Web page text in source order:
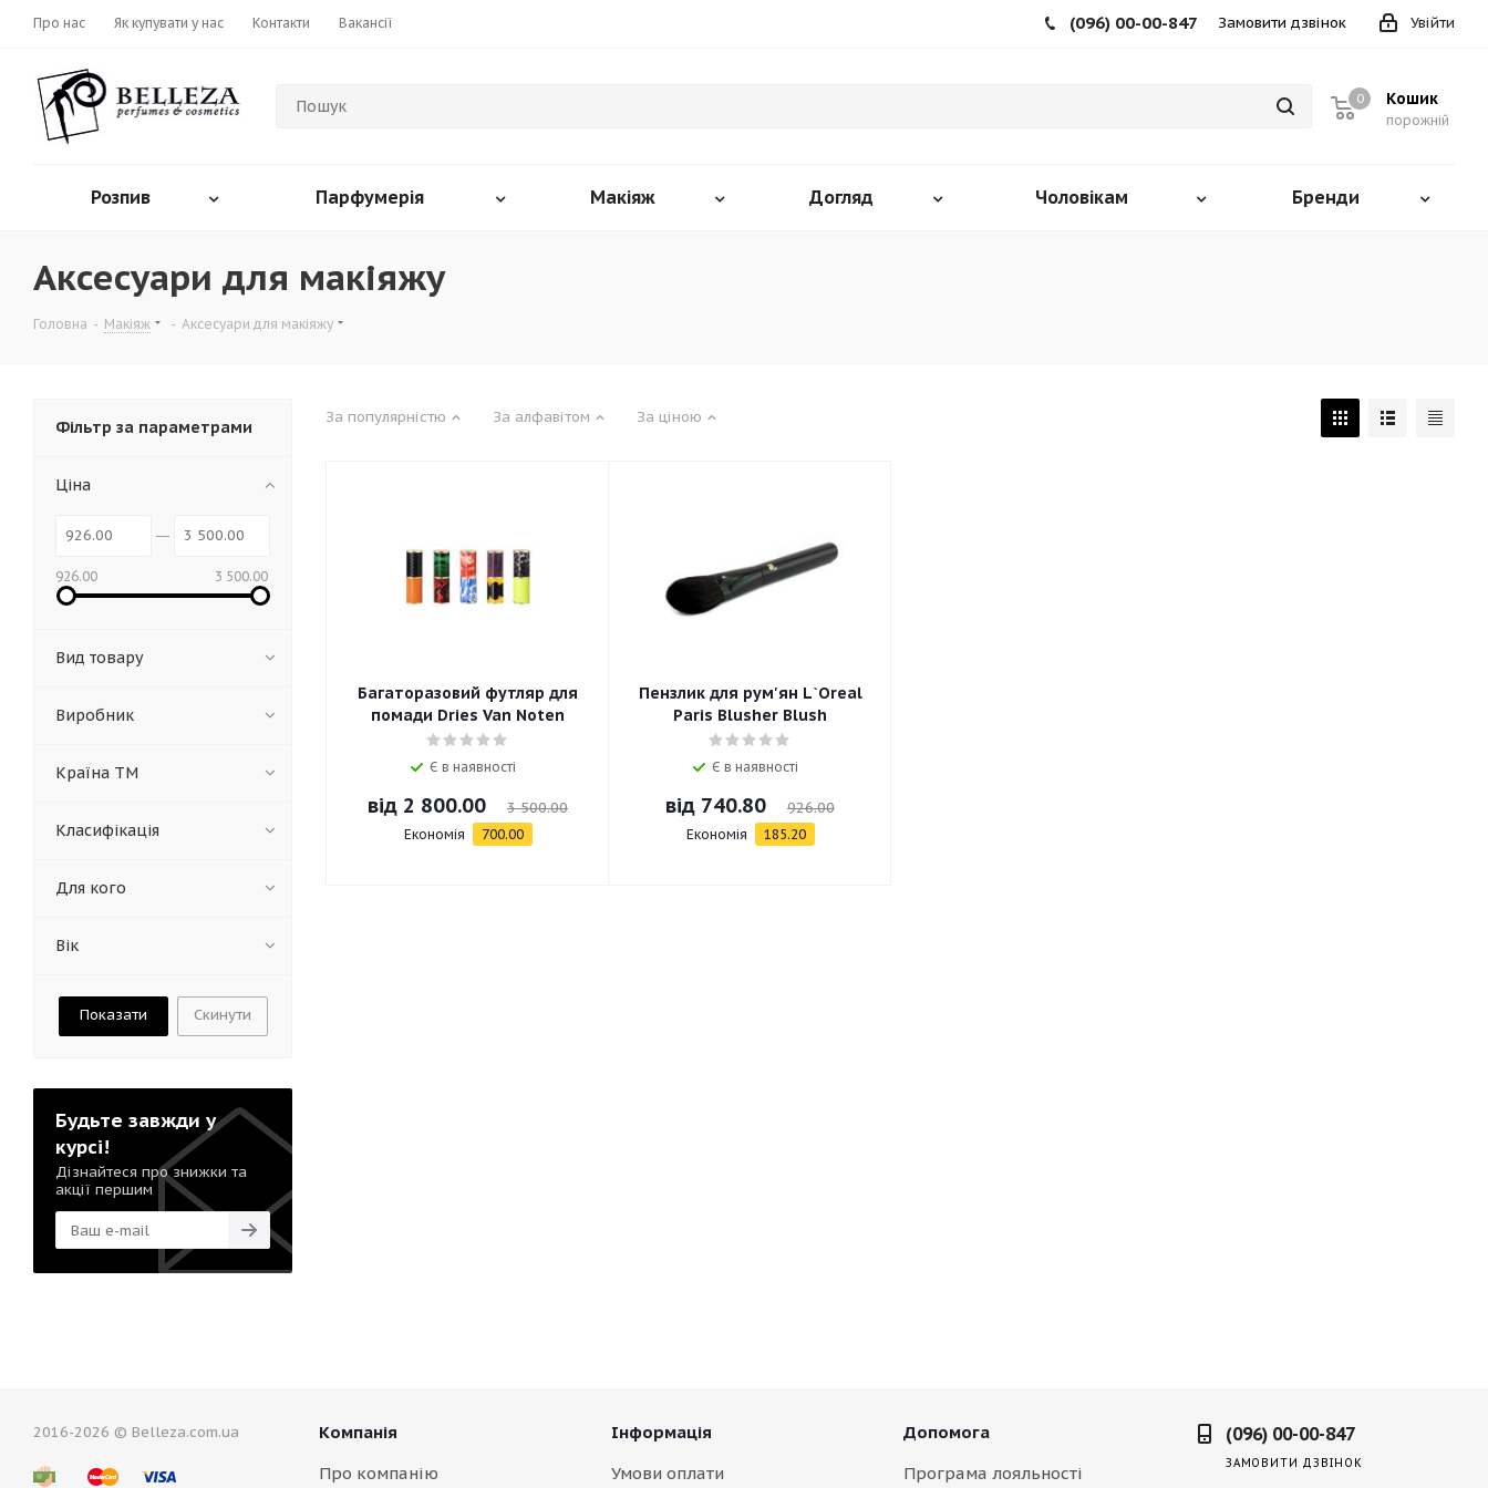
Про нас Як купувати у нас Контакти Вакансії Увійти
(096) 00-00-847 Замовити дзвінок
Кошик
порожній
0
Розпив Парфумерія Макіяж Догляд Чоловікам Бренди
Аксесуари для макіяжу
Головна - Макіяж - Аксесуари для макіяжу
За популярністю За алфавітом За ціною
Багаторазовий футляр для
помади Dries Van Noten
Є в наявності
від 2 800.00 3 500.00
Економія 700.00
Пензлик для рум'ян L`Oreal
Paris Blusher Blush
Є в наявності
від 740.80 926.00
Економія 185.20
Фільтр за параметрами
Ціна
926.00 3 500.00
Вид товару
Виробник
Країна ТМ
Класифікація
Для кого
Вік
Скинути
Будьте завжди у
курсі!
Дізнайтеся про знижки та
акції першим
2016-2026 © Belleza.com.ua
Компанія
Про компанію
Інформація
Умови оплати
Допомога
Програма лояльності
(096) 00-00-847
ЗАМОВИТИ ДЗВІНОК